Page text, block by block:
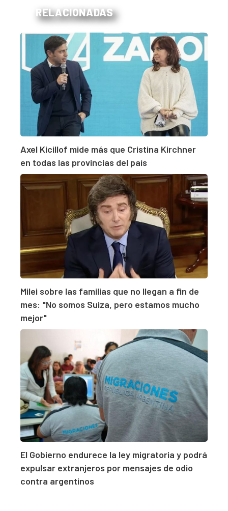
RELACIONADAS
Axel Kicillof mide más que Cristina Kirchner
en todas las provincias del país
Milei sobre las familias que no llegan a fin de
mes: "No somos Suiza, pero estamos mucho
mejor"
El Gobierno endurece la ley migratoria y podrá
expulsar extranjeros por mensajes de odio
contra argentinos